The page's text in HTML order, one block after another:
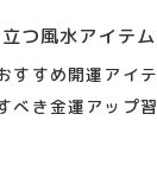
つ風水アイテ
すすめ開運アイ
べき金運アップ